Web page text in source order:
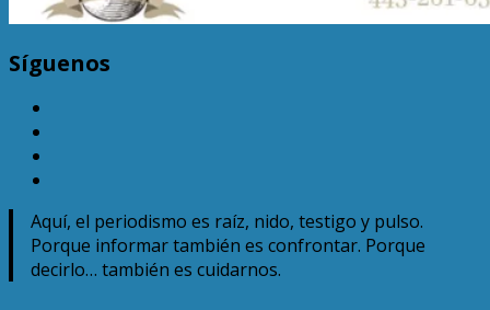
Síguenos
Aquí, el periodismo es raíz, nido, testigo y pulso.
Porque informar también es confrontar. Porque
decirlo… también es cuidarnos.